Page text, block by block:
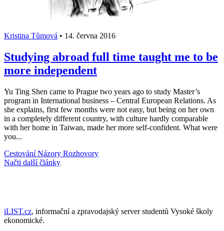
Kristina Tůmová • 14. června 2016
Studying abroad full time taught me to be
more independent
Yu Ting Shen came to Prague two years ago to study Master’s
program in International business – Central European Relations. As
she explains, first few months were not easy, but being on her own
in a completely different country, with culture hardly comparable
with her home in Taiwan, made her more self-confident. What were
you...
CestováníNázory Rozhovory
Načti další články
iLIST.cz, informační a zpravodajský server studentů Vysoké školy
ekonomické.